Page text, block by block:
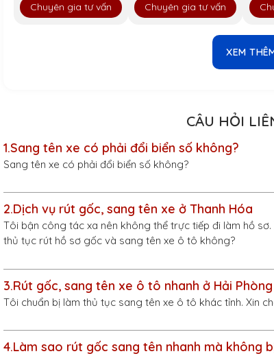
Chuyên gia tư vấn Chuyên gia tư vấn
XEM
CÂU HỎI
1.Sang tên xe có phải đổi biển số không?
Sang tên xe có phải đổi biển số không?
2.Dịch vụ rút gốc, sang tên xe ở Thanh Hóa
Tôi bận công tác xa nên không thể trực tiếp đi làm hồ
thủ tục rút hồ sơ gốc và sang tên xe ô tô không?
3.Rút gốc, sang tên xe ô tô nhanh ở Hải
Tôi chuẩn bị làm thủ tục sang tên xe ô tô khác tỉnh. Xin
4.Làm sao rút gốc sang tên nhanh mà không